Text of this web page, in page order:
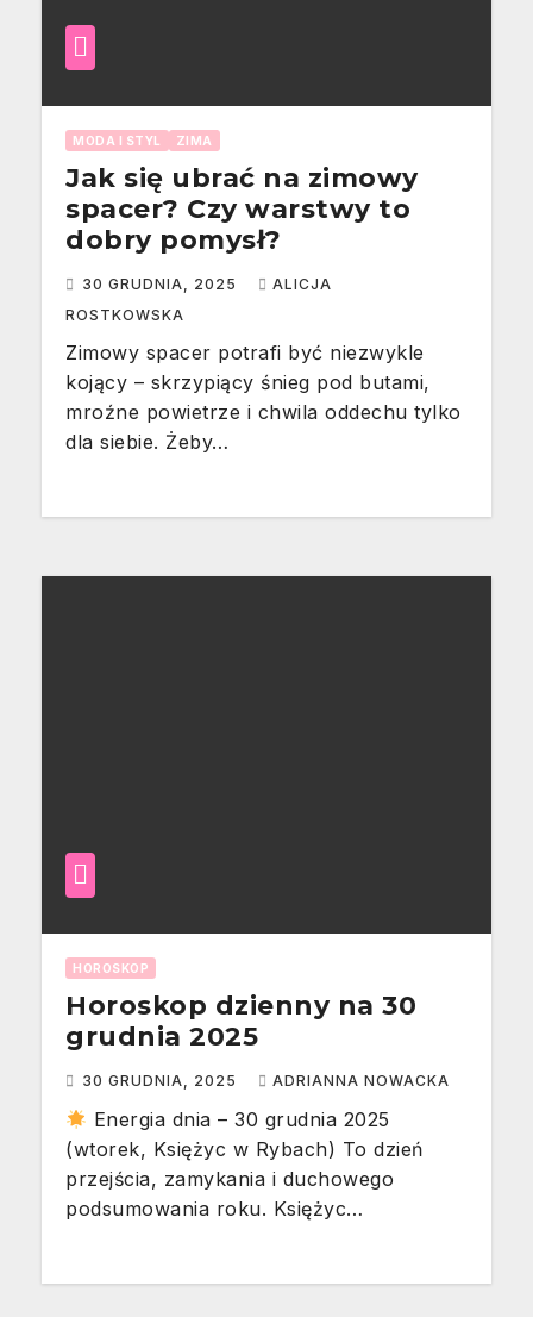
MODA I STYL ZIMA
Jak się ubrać na zimowy
spacer? Czy warstwy to
dobry pomysł?
30 GRUDNIA, 2025
ALICJA
ROSTKOWSKA
Zimowy spacer potrafi być niezwykle
kojący – skrzypiący śnieg pod butami,
mroźne powietrze i chwila oddechu tylko
dla siebie. Żeby…
HOROSKOP
Horoskop dzienny na 30
grudnia 2025
30 GRUDNIA, 2025 ADRIANNA NOWACKA
Energia dnia – 30 grudnia 2025
(wtorek, Księżyc w Rybach) To dzień
przejścia, zamykania i duchowego
podsumowania roku. Księżyc…